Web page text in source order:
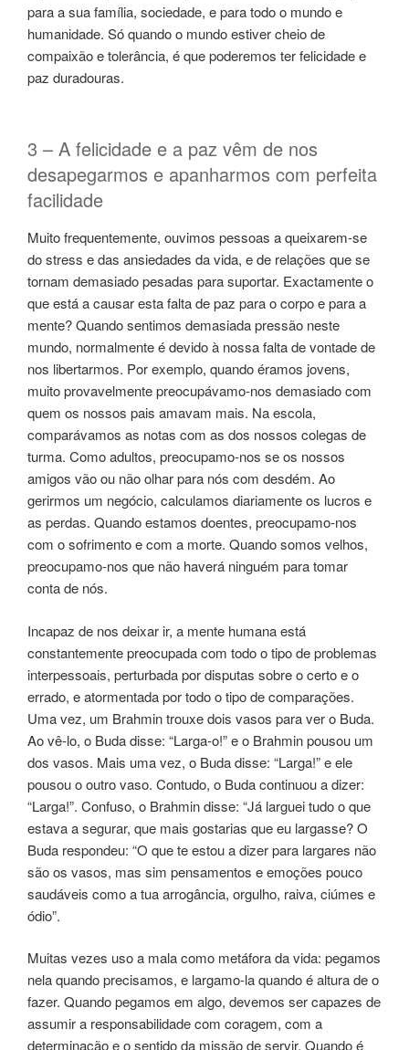
para a sua família, sociedade, e para todo o mundo e
humanidade. Só quando o mundo estiver cheio de
compaixão e tolerância, é que poderemos ter felicidade e
paz duradouras.
3 – A felicidade e a paz vêm de nos
desapegarmos e apanharmos com perfeita
facilidade
Muito frequentemente, ouvimos pessoas a queixarem-se
do stress e das ansiedades da vida, e de relações que se
tornam demasiado pesadas para suportar. Exactamente o
que está a causar esta falta de paz para o corpo e para a
mente? Quando sentimos demasiada pressão neste
mundo, normalmente é devido à nossa falta de vontade de
nos libertarmos. Por exemplo, quando éramos jovens,
muito provavelmente preocupávamo-nos demasiado com
quem os nossos pais amavam mais. Na escola,
comparávamos as notas com as dos nossos colegas de
turma. Como adultos, preocupamo-nos se os nossos
amigos vão ou não olhar para nós com desdém. Ao
gerirmos um negócio, calculamos diariamente os lucros e
as perdas. Quando estamos doentes, preocupamo-nos
com o sofrimento e com a morte. Quando somos velhos,
preocupamo-nos que não haverá ninguém para tomar
conta de nós.
Incapaz de nos deixar ir, a mente humana está
constantemente preocupada com todo o tipo de problemas
interpessoais, perturbada por disputas sobre o certo e o
errado, e atormentada por todo o tipo de comparações.
Uma vez, um Brahmin trouxe dois vasos para ver o Buda.
Ao vê-lo, o Buda disse: “Larga-o!” e o Brahmin pousou um
dos vasos. Mais uma vez, o Buda disse: “Larga!” e ele
pousou o outro vaso. Contudo, o Buda continuou a dizer:
“Larga!”. Confuso, o Brahmin disse: “Já larguei tudo o que
estava a segurar, que mais gostarias que eu largasse? O
Buda respondeu: “O que te estou a dizer para largares não
são os vasos, mas sim pensamentos e emoções pouco
saudáveis como a tua arrogância, orgulho, raiva, ciúmes e
ódio”.
Muitas vezes uso a mala como metáfora da vida: pegamos
nela quando precisamos, e largamo-la quando é altura de o
fazer. Quando pegamos em algo, devemos ser capazes de
assumir a responsabilidade com coragem, com a
determinação e o sentido da missão de servir. Quando é